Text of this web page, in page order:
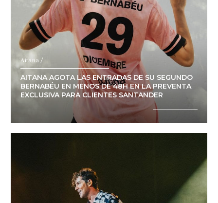
Aitana /
AITANA AGOTA LAS ENTRADAS DE SU SEGUNDO
BERNABÉU EN MENOS DE 48H EN LA PREVENTA
EXCLUSIVA PARA CLIENTES SANTANDER